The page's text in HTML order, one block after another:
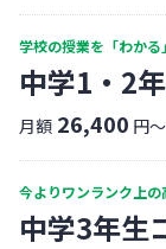
学校の授業を「わかる
中学1・2
月額 26,400 円〜
今よりワンランク上の
中学3年生